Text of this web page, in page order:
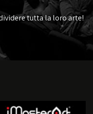
tutta la loro arte!